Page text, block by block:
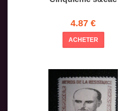
4.87 €
ACHETER